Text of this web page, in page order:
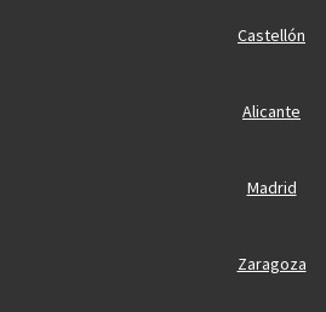
Castellón
Alicante
Madrid
Zaragoza